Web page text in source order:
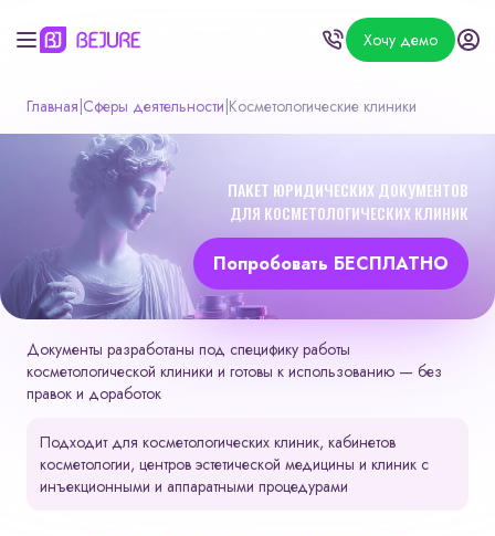
Хочу демо
Главная Сферы деятельности Косметологические клиники
ПАКЕТ ЮРИДИЧЕСКИХ ДОКУМЕНТОВ
ДЛЯ КОСМЕТОЛОГИЧЕСКИХ КЛИНИК
Документы разработаны под специфику работы
косметологической клиники и готовы к использованию — без
правок и доработок
Подходит для косметологических клиник, кабинетов
косметологии, центров эстетической медицины и клиник с
инъекционными и аппаратными процедурами
Попробовать БЕСПЛАТНО